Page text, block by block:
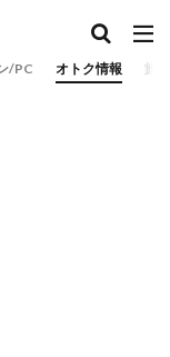
/PC オトク情報 旅